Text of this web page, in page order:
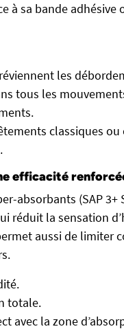
à sa bande adhésive
les
tous les
classiques ou
efficacité
absorbants (SAP 3+
réduit la sensation
aussi de limiter
totale.
avec la zone